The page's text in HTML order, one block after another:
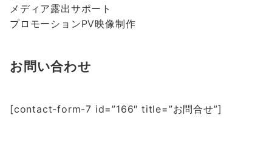
メディア露出サポート
プロモーションPV映像制作
お問い合わせ
[contact-form-7 id=”166″ title=”お問合せ”]